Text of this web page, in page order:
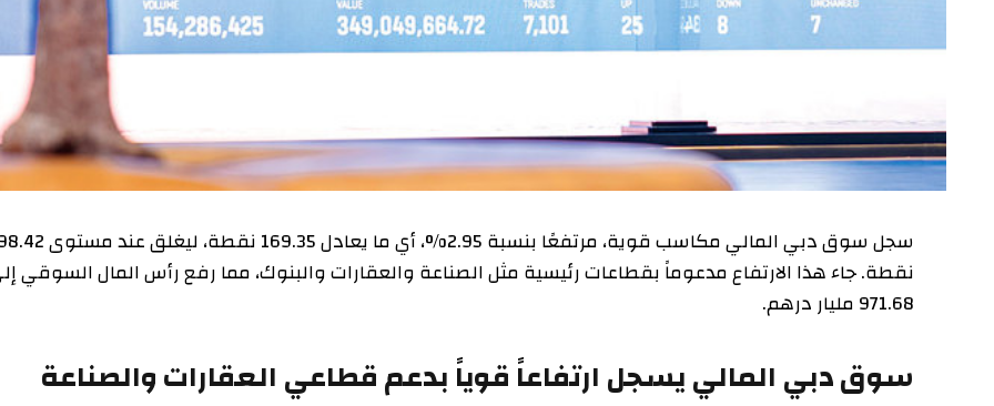
سجل سوق دبي المالي مكاسب قوية، مرتفعًا بنسبة 2.95%، أي ما يعادل 169.35 نقطة، ليغلق عند مستوى 5898.42
نقطة. جاء هذا الارتفاع مدعوماً بقطاعات رئيسية مثل الصناعة والعقارات والبنوك، مما رفع رأس المال السوقي إلى
971.68 مليار درهم.
سوق دبي المالي يسجل ارتفاعاً قوياً بدعم قطاعي العقارات والصناعة